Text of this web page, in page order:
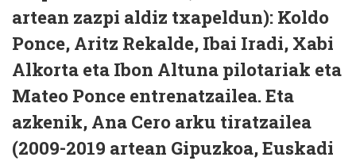
artean zazpi aldiz txapeldun): Koldo
Ponce, Aritz Rekalde, Ibai Iradi, Xabi
Alkorta eta Ibon Altuna pilotariak eta
Mateo Ponce entrenatzailea. Eta
azkenik, Ana Cero arku tiratzailea
(2009-2019 artean Gipuzkoa, Euskadi